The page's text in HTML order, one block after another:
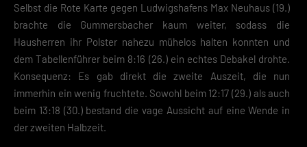
Selbst die Rote Karte gegen Ludwigshafens Max Neuhaus (19.)
brachte die Gummersbacher kaum weiter, sodass die
Hausherren ihr Polster nahezu mühelos halten konnten und
dem Tabellenführer beim 8:16 (26.) ein echtes Debakel drohte.
Konsequenz: Es gab direkt die zweite Auszeit, die nun
immerhin ein wenig fruchtete. Sowohl beim 12:17 (29.) als auch
beim 13:18 (30.) bestand die vage Aussicht auf eine Wende in
der zweiten Halbzeit.